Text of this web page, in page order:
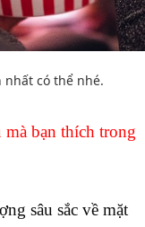
nhất có thể nhé.
bạn thích trong
sâu sắc về mặt